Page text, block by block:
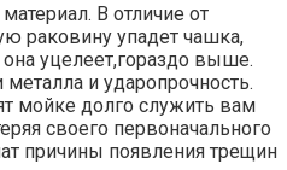
В отличие от
раковину упадет чашка,
она уцелеет,гораздо выше.
и ударопрочность.
мойке долго служить вам
своего первоначального
причины появления трещин